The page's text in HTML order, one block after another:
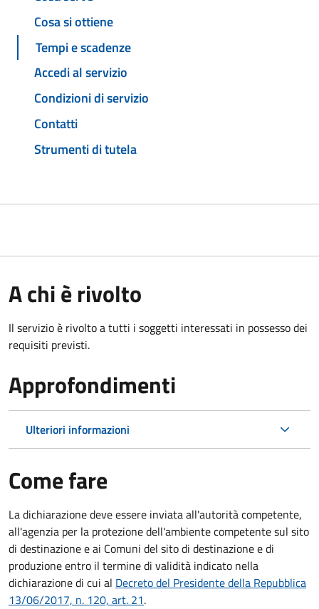
Cosa si ottiene
Tempi e scadenze
Accedi al servizio
Condizioni di servizio
Contatti
Strumenti di tutela
A chi è rivolto
Il servizio è rivolto a tutti i soggetti interessati in possesso dei
requisiti previsti.
Approfondimenti
Ulteriori informazioni
Come fare
La dichiarazione deve essere inviata all'autorità competente,
all'agenzia per la protezione dell'ambiente competente sul sito
di destinazione e ai Comuni del sito di destinazione e di
produzione entro il termine di validità indicato nella
dichiarazione di cui al Decreto del Presidente della Repubblica
13/06/2017, n. 120, art. 21.